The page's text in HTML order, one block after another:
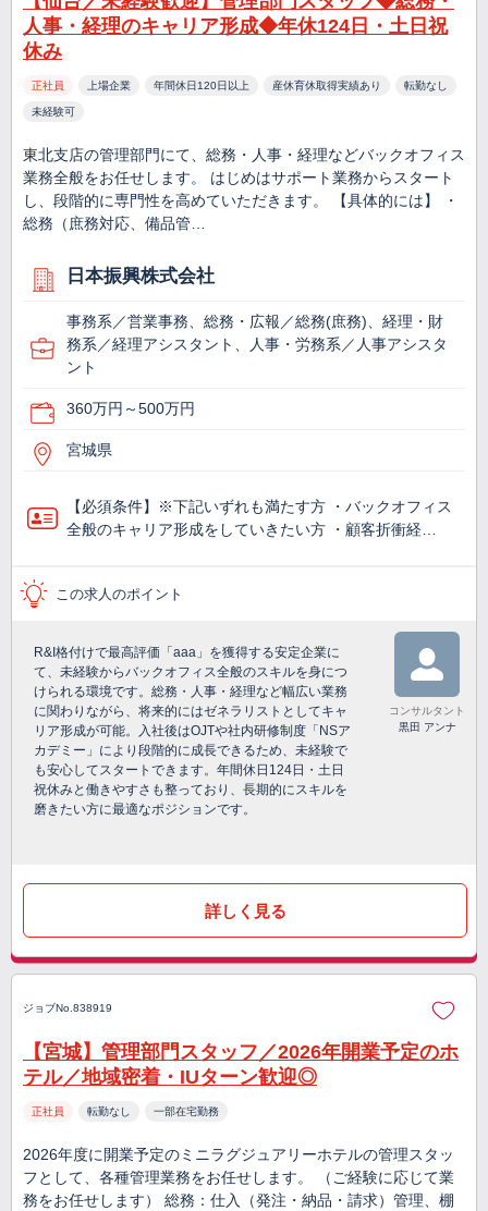
人事・経理のキャリア形成◆年休124日・土日祝
休み
正社員 上場企業 年間休日120日以上 産休育休取得実績あり 転勤なし
未経験可
東北支店の管理部門にて、総務・人事・経理などバックオフィス
業務全般をお任せします。 はじめはサポート業務からスタート
し、段階的に専門性を高めていただきます。 【具体的には】 ・
総務（庶務対応、備品管…
日本振興株式会社
事務系／営業事務、総務・広報／総務(庶務)、経理・財
務系／経理アシスタント、人事・労務系／人事アシスタ
ント
360万円～500万円
宮城県
【必須条件】※下記いずれも満たす方 ・バックオフィス
全般のキャリア形成をしていきたい方 ・顧客折衝経…
この求人のポイント
R&I格付けで最高評価「aaa」を獲得する安定企業に
て、未経験からバックオフィス全般のスキルを身につ
けられる環境です。総務・人事・経理など幅広い業務
に関わりながら、将来的にはゼネラリストとしてキャ
リア形成が可能。入社後はOJTや社内研修制度「NSア
カデミー」により段階的に成長できるため、未経験で
も安心してスタートできます。年間休日124日・土日
祝休みと働きやすさも整っており、長期的にスキルを
磨きたい方に最適なポジションです。
コンサルタント
黒田 アンナ
詳しく見る
ジョブNo.838919
【宮城】管理部門スタッフ／2026年開業予定のホ
テル／地域密着・IUターン歓迎◎
正社員 転勤なし 一部在宅勤務
2026年度に開業予定のミニラグジュアリーホテルの管理スタッ
フとして、各種管理業務をお任せします。 （ご経験に応じて業
務をお任せします） 総務：仕入（発注・納品・請求）管理、棚